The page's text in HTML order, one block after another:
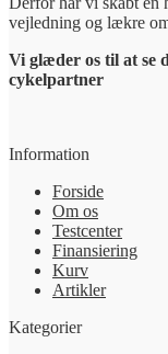
vejledning og lækre
Vi glæder os til at se
cykelpartner
Information
Forside
Om os
Testcenter
Finansiering
Kurv
Artikler
Kategorier